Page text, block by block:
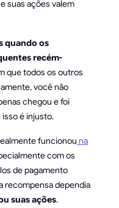
suas ações valem
quando os
recém-
que todos os outros
você não
chegou e foi
é injusto.
funcionou na
com os
de pagamento
recompensa dependia
suas ações.